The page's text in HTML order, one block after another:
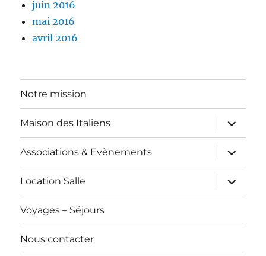
juin 2016
mai 2016
avril 2016
Notre mission
Maison des Italiens
ouvrir
le
sous-
menu
Associations & Evènements
ouvrir
le
sous-
menu
Location Salle
ouvrir
le
sous-
Voyages – Séjours
Nous contacter